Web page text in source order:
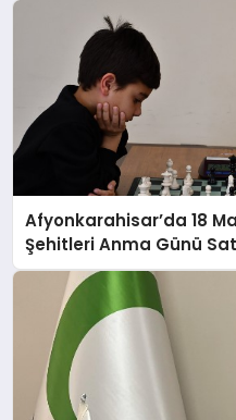
Afyonkarahisar’da 18
Şehitleri Anma Günü